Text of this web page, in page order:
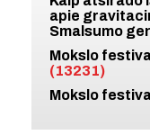
apie
Smalsumo
Mokslo
(13231)
Mokslo